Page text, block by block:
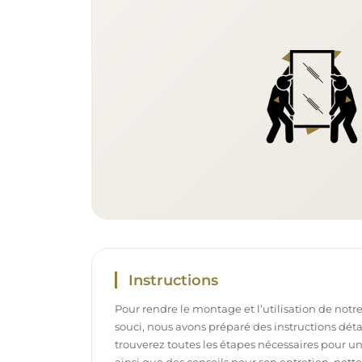
Instructions
Pour rendre le montage et l’utilisation de
souci, nous avons préparé des instructions
trouverez toutes les étapes nécessaires pour